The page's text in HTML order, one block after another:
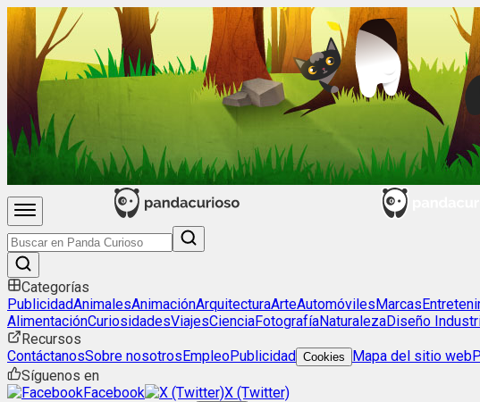
Categorías
PublicidadAnimalesAnimaciónArquitecturaArteAutomóvilesMarcas
AlimentaciónCuriosidadesViajesCienciaFotografíaNaturalezaDiseño
Recursos
ContáctanosSobre nosotrosEmpleoPublicidad Cookies Mapa del sitio web
Síguenos en
Facebook
X (Twitter)